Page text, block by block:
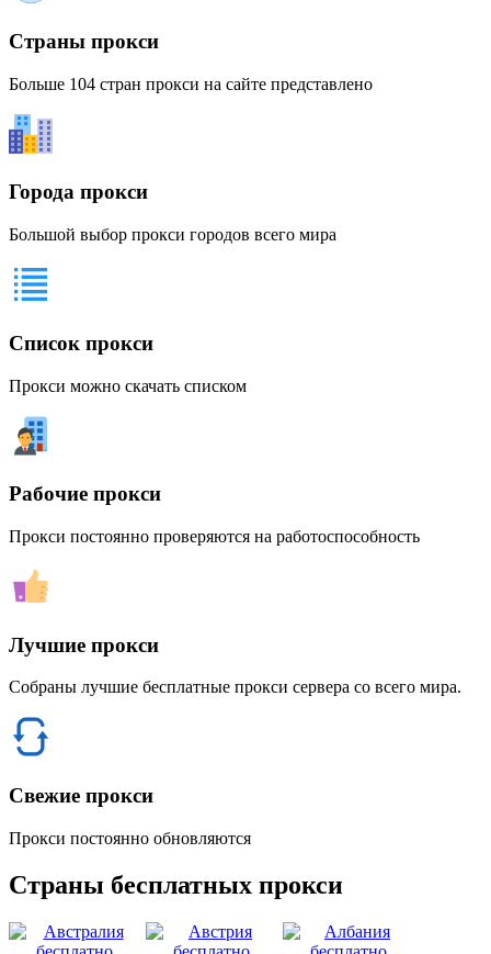
Страны прокси
Больше 104 стран прокси на сайте представлено
Города прокси
Большой выбор прокси городов всего мира
Список прокси
Прокси можно скачать списком
Рабочие прокси
Прокси постоянно проверяются на работоспособность
Лучшие прокси
Собраны лучшие бесплатные прокси сервера со всего мира.
Свежие прокси
Прокси постоянно обновляются
Страны бесплатных прокси